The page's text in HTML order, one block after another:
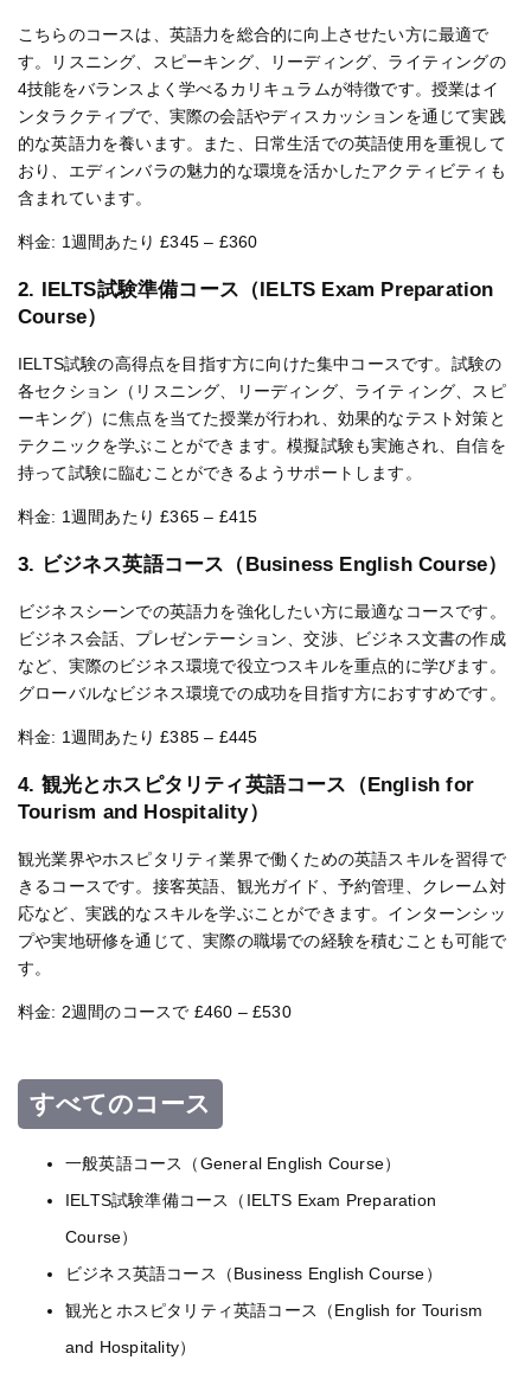
こちらのコースは、英語力を総合的に向上させたい方に最適で
す。リスニング、スピーキング、リーディング、ライティングの
4技能をバランスよく学べるカリキュラムが特徴です。授業はイ
ンタラクティブで、実際の会話やディスカッションを通じて実践
的な英語力を養います。また、日常生活での英語使用を重視して
おり、エディンバラの魅力的な環境を活かしたアクティビティも
含まれています。
料金: 1週間あたり £345 – £360
2. IELTS試験準備コース（IELTS Exam Preparation
Course）
IELTS試験の高得点を目指す方に向けた集中コースです。試験の
各セクション（リスニング、リーディング、ライティング、スピ
ーキング）に焦点を当てた授業が行われ、効果的なテスト対策と
テクニックを学ぶことができます。模擬試験も実施され、自信を
持って試験に臨むことができるようサポートします。
料金: 1週間あたり £365 – £415
3. ビジネス英語コース（Business English Course）
ビジネスシーンでの英語力を強化したい方に最適なコースです。
ビジネス会話、プレゼンテーション、交渉、ビジネス文書の作成
など、実際のビジネス環境で役立つスキルを重点的に学びます。
グローバルなビジネス環境での成功を目指す方におすすめです。
料金: 1週間あたり £385 – £445
4. 観光とホスピタリティ英語コース（English for
Tourism and Hospitality）
観光業界やホスピタリティ業界で働くための英語スキルを習得で
きるコースです。接客英語、観光ガイド、予約管理、クレーム対
応など、実践的なスキルを学ぶことができます。インターンシッ
プや実地研修を通じて、実際の職場での経験を積むことも可能で
す。
料金: 2週間のコースで £460 – £530
すべてのコース
一般英語コース（General English Course）
IELTS試験準備コース（IELTS Exam Preparation
Course）
ビジネス英語コース（Business English Course）
観光とホスピタリティ英語コース（English for Tourism
and Hospitality）